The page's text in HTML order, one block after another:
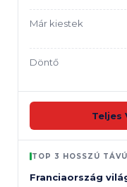
Már kiestek
Döntő
Teljes
TOP 3 HOSSZÚ
Franciaország